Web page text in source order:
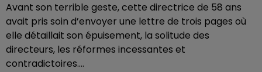
Avant son terrible geste, cette directrice de 58 ans
avait pris soin d’envoyer une lettre de trois pages où
elle détaillait son épuisement, la solitude des
directeurs, les réformes incessantes et
contradictoires....